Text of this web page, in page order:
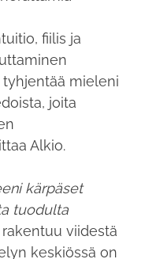
fiilis ja
tyhjentää mieleni
joita
Alkio.
kärpäset
tuodulta
viidestä
keskiössä on